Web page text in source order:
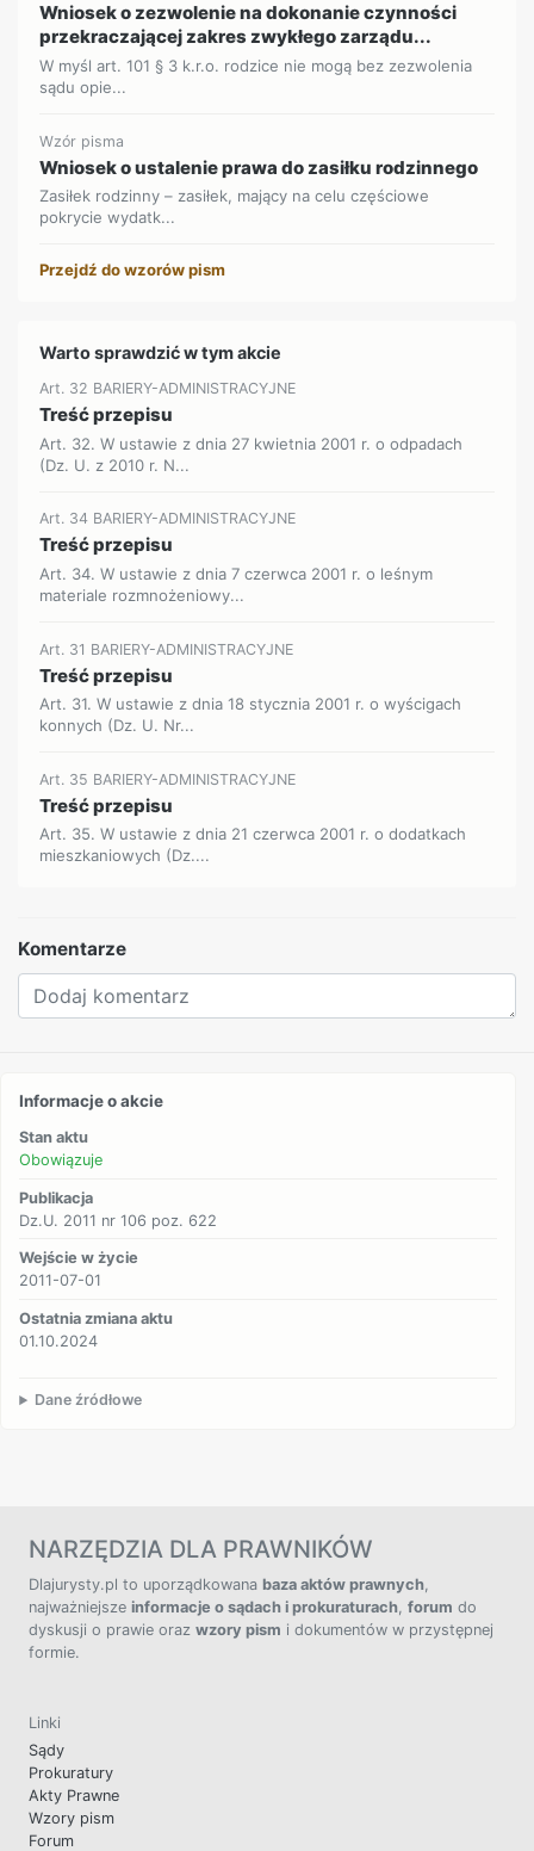
Wniosek o zezwolenie na dokonanie czynności
przekraczającej zakres zwykłego zarządu...
W myśl art. 101 § 3 k.r.o. rodzice nie mogą bez zezwolenia
sądu opie...
Wzór pisma
Wniosek o ustalenie prawa do zasiłku rodzinnego
Zasiłek rodzinny – zasiłek, mający na celu częściowe
pokrycie wydatk...
Przejdź do wzorów pism
Warto sprawdzić w tym akcie
Art. 32 BARIERY-ADMINISTRACYJNE
Treść przepisu
Art. 32. W ustawie z dnia 27 kwietnia 2001 r. o odpadach
(Dz. U. z 2010 r. N...
Art. 34 BARIERY-ADMINISTRACYJNE
Treść przepisu
Art. 34. W ustawie z dnia 7 czerwca 2001 r. o leśnym
materiale rozmnożeniowy...
Art. 31 BARIERY-ADMINISTRACYJNE
Treść przepisu
Art. 31. W ustawie z dnia 18 stycznia 2001 r. o wyścigach
konnych (Dz. U. Nr...
Art. 35 BARIERY-ADMINISTRACYJNE
Treść przepisu
Art. 35. W ustawie z dnia 21 czerwca 2001 r. o dodatkach
mieszkaniowych (Dz....
Komentarze
Informacje o akcie
Stan aktu
Obowiązuje
Publikacja
Dz.U. 2011 nr 106 poz. 622
Wejście w życie
2011-07-01
Ostatnia zmiana aktu
01.10.2024
Dane źródłowe
NARZĘDZIA DLA PRAWNIKÓW
Dlajurysty.pl to uporządkowana baza aktów prawnych,
najważniejsze informacje o sądach i prokuraturach, forum do
dyskusji o prawie oraz wzory pism i dokumentów w przystępnej
formie.
Linki
Sądy
Prokuratury
Akty Prawne
Wzory pism
Forum